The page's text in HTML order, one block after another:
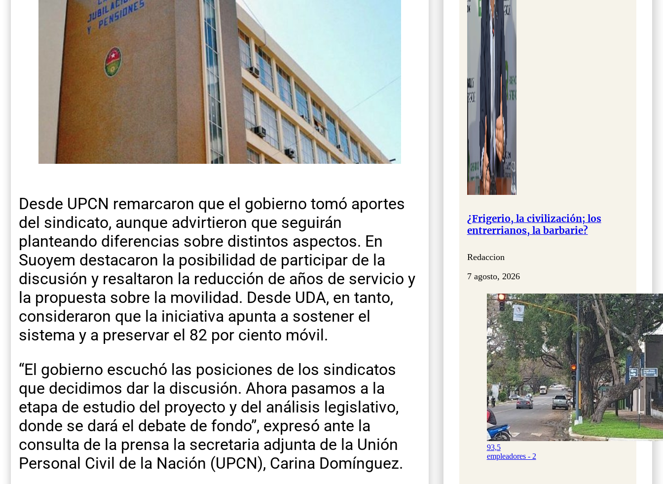
Desde UPCN remarcaron que el gobierno tomó aportes
del sindicato, aunque advirtieron que seguirán
planteando diferencias sobre distintos aspectos. En
Suoyem destacaron la posibilidad de participar de la
discusión y resaltaron la reducción de años de servicio y
la propuesta sobre la movilidad. Desde UDA, en tanto,
consideraron que la iniciativa apunta a sostener el
sistema y a preservar el 82 por ciento móvil.
“El gobierno escuchó las posiciones de los sindicatos
que decidimos dar la discusión. Ahora pasamos a la
etapa de estudio del proyecto y del análisis legislativo,
donde se dará el debate de fondo”, expresó ante la
consulta de la prensa la secretaria adjunta de la Unión
Personal Civil de la Nación (UPCN), Carina Domínguez.
¿Frigerio, la civilización; los
entrerrianos, la barbarie?
Redaccion
7 agosto, 2026
93,5
empleadores - 2